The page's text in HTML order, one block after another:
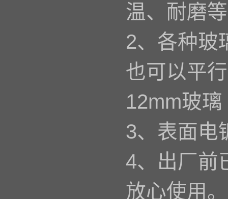
温、耐磨
2、各种玻
也可以平
12mm玻璃
3、表面电
4、出厂前
放心使用。